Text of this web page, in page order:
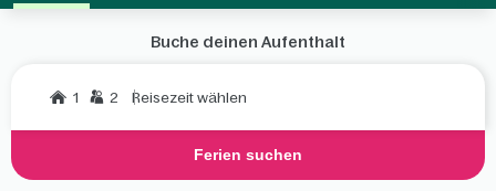
Buche deinen Aufenthalt
1 2 Reisezeit wählen
Ferien suchen